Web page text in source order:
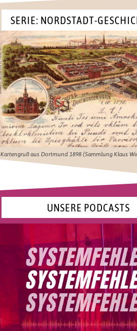
SERIE: NORDSTADT-
Kartengruß aus Dortmund 1898 (Sammlung Klaus
UNSERE PODCASTS